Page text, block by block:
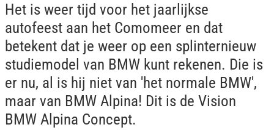
Het is weer tijd voor het jaarlijkse
autofeest aan het Comomeer en dat
betekent dat je weer op een splinternieuw
studiemodel van BMW kunt rekenen. Die is
er nu, al is hij niet van 'het normale BMW',
maar van BMW Alpina! Dit is de Vision
BMW Alpina Concept.